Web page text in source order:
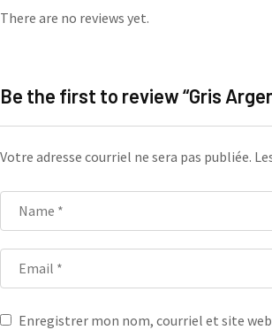
There are no reviews yet.
Be the first to review “Gris
Votre adresse courriel ne sera pas publiée.
Enregistrer mon nom, courriel et site